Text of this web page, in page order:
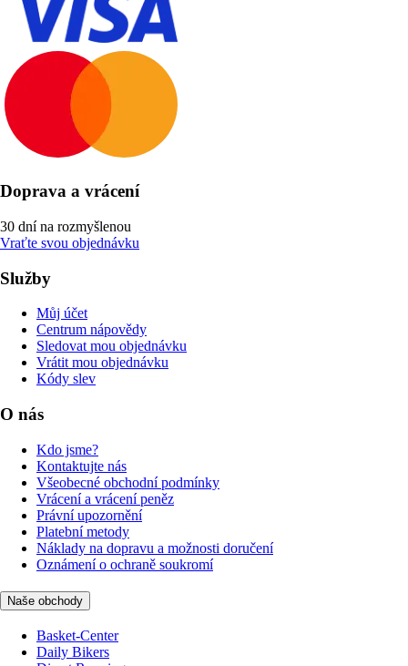
Doprava a vrácení
30 dní na rozmyšlenou
Vraťte svou objednávku
Služby
Můj účet
Centrum nápovědy
Sledovat mou objednávku
Vrátit mou objednávku
Kódy slev
O nás
Kdo jsme?
Kontaktujte nás
Všeobecné obchodní podmínky
Vrácení a vrácení peněz
Právní upozornění
Platební metody
Náklady na dopravu a možnosti doručení
Oznámení o ochraně soukromí
Naše obchody
Basket-Center
Daily Bikers